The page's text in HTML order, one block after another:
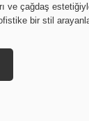
ve çağdaş
bir stil